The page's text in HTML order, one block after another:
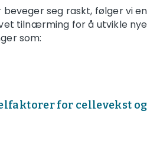
beveger seg raskt, følger vi en
tilnærming for å utvikle nye
som:
for cellevekst og